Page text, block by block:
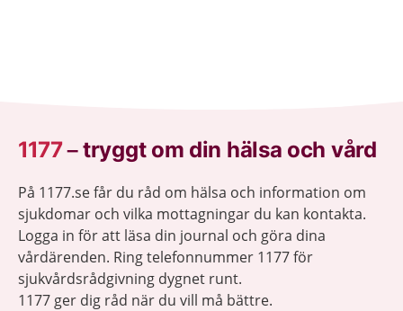
1177–tryggt om din hälsa och vård
På 1177.se får du råd om hälsa och information om
sjukdomar och vilka mottagningar du kan kontakta.
Logga in för att läsa din journal och göra dina
vårdärenden. Ring telefonnummer 1177 för
sjukvårdsrådgivning dygnet runt.
1177 ger dig råd när du vill må bättre.